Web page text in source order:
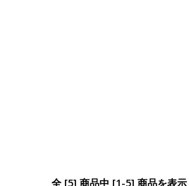
全 [5] 商品中 [1-5] 商品を表示